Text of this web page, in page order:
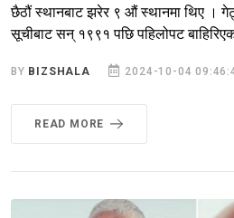
छैठौं स्थानबाट झरेर ९ औं स्थानमा थिए ।
सूचीबाट सन् १९९१ पछि पहिलोपट
BY BIZSHALA 2024-10-04
READ MORE